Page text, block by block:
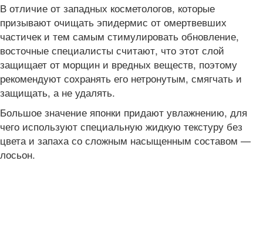
В отличие от западных косметологов, которые
призывают очищать эпидермис от омертвевших
частичек и тем самым стимулировать обновление,
восточные специалисты считают, что этот слой
защищает от морщин и вредных веществ, поэтому
рекомендуют сохранять его нетронутым, смягчать и
защищать, а не удалять.
Большое значение японки придают увлажнению, для
чего используют специальную жидкую текстуру без
цвета и запаха со сложным насыщенным составом —
лосьон.